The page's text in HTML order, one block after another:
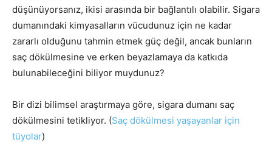
düşünüyorsanız, ikisi arasında bir bağlantılı olabilir. Sigara
dumanındaki kimyasalların vücudunuz için ne kadar
zararlı olduğunu tahmin etmek güç değil, ancak bunların
saç dökülmesine ve erken beyazlamaya da katkıda
bulunabileceğini biliyor muydunuz?
Bir dizi bilimsel araştırmaya göre, sigara dumanı saç
dökülmesini tetikliyor. (Saç dökülmesi yaşayanlar için
tüyolar)